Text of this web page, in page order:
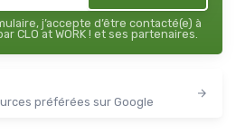
j’accepte d’être contacté(e) à
CLO at WORK ! et ses partenaires.
préférées sur Google